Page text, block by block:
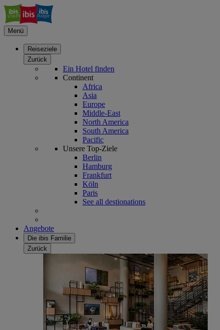
Menü
Reiseziele
Zurück
Ein Hotel finden
Continent
Africa
Asia
Europe
Middle-East
North America
South America
Pacific
Unsere Top-Ziele
Berlin
Hamburg
Frankfurt
Köln
Paris
See all destionations
Angebote
Die ibis Familie
Zurück